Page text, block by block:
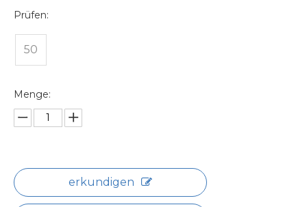
Prüfen:
50
Menge:
erkundigen